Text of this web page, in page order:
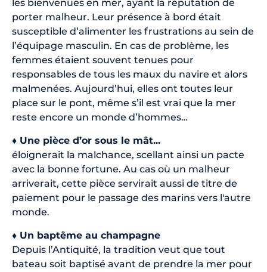
les bienvenues en mer, ayant la réputation de
porter malheur. Leur présence à bord était
susceptible d’alimenter les frustrations au sein de
l’équipage masculin. En cas de problème, les
femmes étaient souvent tenues pour
responsables de tous les maux du navire et alors
malmenées. Aujourd’hui, elles ont toutes leur
place sur le pont, même s’il est vrai que la mer
reste encore un monde d’hommes…
♦ Une pièce d’or sous le mât...
éloignerait la malchance, scellant ainsi un pacte
avec la bonne fortune. Au cas où un malheur
arriverait, cette pièce servirait aussi de titre de
paiement pour le passage des marins vers l'autre
monde.
♦ Un baptême au champagne
Depuis l’Antiquité, la tradition veut que tout
bateau soit baptisé avant de prendre la mer pour